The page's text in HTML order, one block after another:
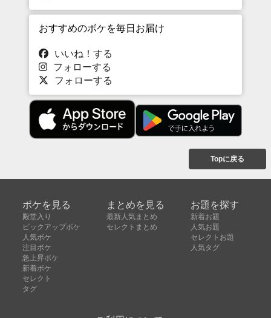
おすすめのボケを毎日お届け
いいね！する
フォローする
フォローする
Topに戻る
ボケを見る
殿堂入り
ピックアップボケ
人気ボケ
注目ボケ
急上昇ボケ
新着ボケ
セレクト
タグ
まとめを見る
最新人気まとめ
セレクトまとめ
お題を探す
新着お題
人気お題
セレクトお題
人気タグ